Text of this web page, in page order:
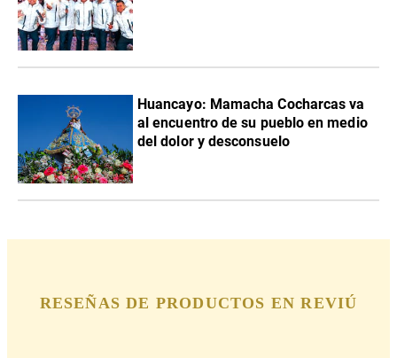
Huancayo: Mamacha Cocharcas va
al encuentro de su pueblo en medio
del dolor y desconsuelo